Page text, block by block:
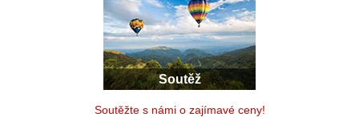
Soutěž
Soutěžte s námi o zajímavé ceny!